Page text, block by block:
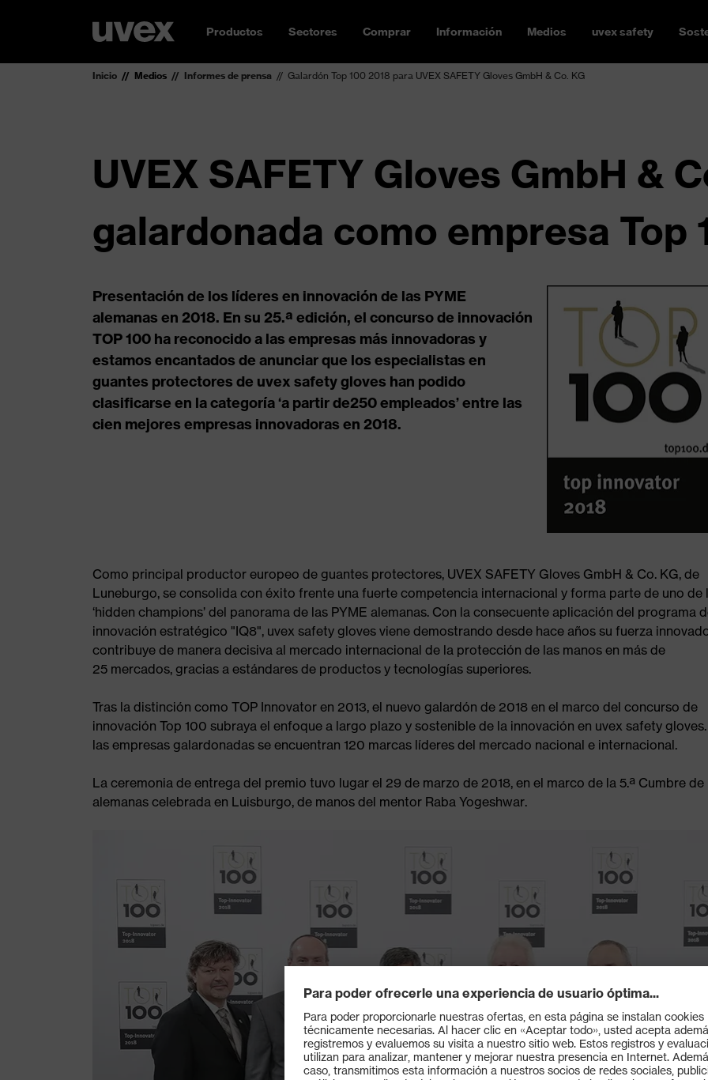
Productos Sectores Comprar Información Medios uvex safety
Inicio Medios Informes de prensa Galardón Top 100 2018 para UVEX SAFETY Gloves GmbH & Co. KG
UVEX SAFETY Gloves GmbH &
galardonada como empresa Top
Presentación de los líderes en innovación de las PYME
alemanas en 2018. En su 25.ª edición, el concurso de innovación
TOP 100 ha reconocido a las empresas más innovadoras y
estamos encantados de anunciar que los especialistas en
guantes protectores de uvex safety gloves han podido
clasificarse en la categoría ‘a partir de250 empleados’ entre las
cien mejores empresas innovadoras en 2018.
Como principal productor europeo de guantes protectores, UVEX SAFETY Gloves GmbH & Co. KG, de
Luneburgo, se consolida con éxito frente una fuerte competencia internacional y forma parte de uno de
‘hidden champions’ del panorama de las PYME alemanas. Con la consecuente aplicación del programa
innovación estratégico "IQ8", uvex safety gloves viene demostrando desde hace años su fuerza
contribuye de manera decisiva al mercado internacional de la protección de las manos en más de
25 mercados, gracias a estándares de productos y tecnologías superiores.
Tras la distinción como TOP Innovator en 2013, el nuevo galardón de 2018 en el marco del concurso de
innovación Top 100 subraya el enfoque a largo plazo y sostenible de la innovación en uvex safety
las empresas galardonadas se encuentran 120 marcas líderes del mercado nacional e internacional.
La ceremonia de entrega del premio tuvo lugar el 29 de marzo de 2018, en el marco de la 5.ª Cumbre de
alemanas celebrada en Luisburgo, de manos del mentor Raba Yogeshwar.